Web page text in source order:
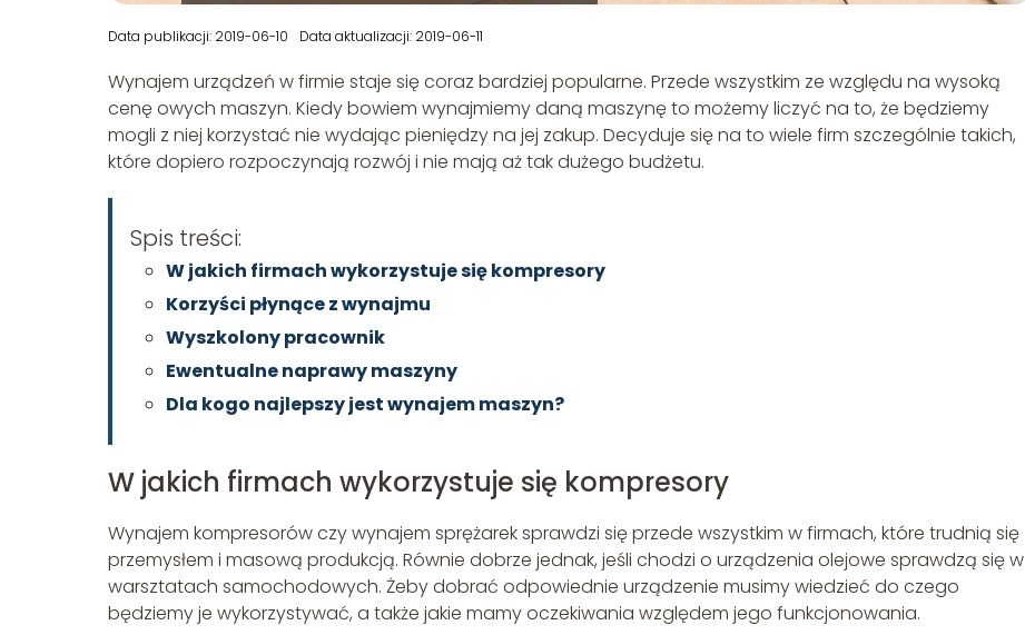
Data publikacji: 2019-06-10 Data aktualizacji: 2019-06-11
Wynajem urządzeń w firmie staje się coraz bardziej popularne. Przede wszystkim ze względu na wysoką
cenę owych maszyn. Kiedy bowiem wynajmiemy daną maszynę to możemy liczyć na to, że będziemy
mogli z niej korzystać nie wydając pieniędzy na jej zakup. Decyduje się na to wiele firm szczególnie takich,
które dopiero rozpoczynają rozwój i nie mają aż tak dużego budżetu.
Spis treści:
W jakich firmach wykorzystuje się kompresory
Korzyści płynące z wynajmu
Wyszkolony pracownik
Ewentualne naprawy maszyny
Dla kogo najlepszy jest wynajem maszyn?
W jakich firmach wykorzystuje się kompresory
Wynajem kompresorów czy wynajem sprężarek sprawdzi się przede wszystkim w firmach, które trudnią się
przemysłem i masową produkcją. Równie dobrze jednak, jeśli chodzi o urządzenia olejowe sprawdzą się w
warsztatach samochodowych. Żeby dobrać odpowiednie urządzenie musimy wiedzieć do czego
będziemy je wykorzystywać, a także jakie mamy oczekiwania względem jego funkcjonowania.